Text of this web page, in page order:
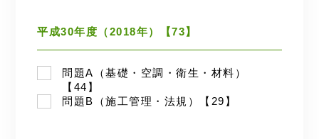
平成30年度（2018年）【73】
問題A（基礎・空調・衛生・材料）
【44】
問題B（施工管理・法規）【29】